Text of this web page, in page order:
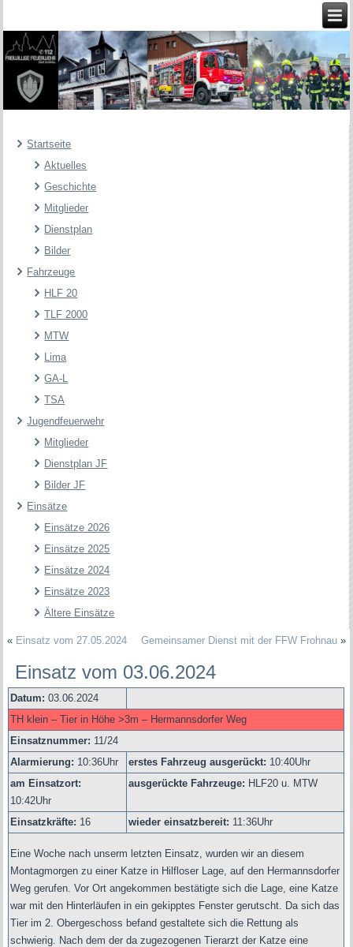
Startseite
Aktuelles
Geschichte
Mitglieder
Dienstplan
Bilder
Fahrzeuge
HLF 20
TLF 2000
MTW
Lima
GA-L
TSA
Jugendfeuerwehr
Mitglieder
Dienstplan JF
Bilder JF
Einsätze
Einsätze 2026
Einsätze 2025
Einsätze 2024
Einsätze 2023
Ältere Einsätze
« Einsatz vom 27.05.2024 Gemeinsamer Dienst mit der FFW Frohnau»
Einsatz vom 03.06.2024
Datum:03.06.2024
TH klein – Tier in Höhe >3m – Hermannsdorfer Weg
Einsatznummer: 11/24
Alarmierung: 10:36Uhr erstes Fahrzeug ausgerückt: 10:40Uhr
am Einsatzort:
10:42Uhr
ausgerückte Fahrzeuge: HLF20 u. MTW
Einsatzkräfte: 16 wieder einsatzbereit: 11:36Uhr
Eine Woche nach unserm letzten Einsatz, wurden wir an diesem
Montagmorgen zu einer Katze in Hilfloser Lage, auf den Hermannsdorfer
Weg gerufen. Vor Ort angekommen bestätigte sich die Lage, eine Katze
war mit den Hinterläufen in ein gekipptes Fenster gerutscht. Da sich das
Tier im 2. Obergeschoss befand gestaltete sich die Rettung als
schwierig. Nach dem der da zugezogenen Tierarzt der Katze eine